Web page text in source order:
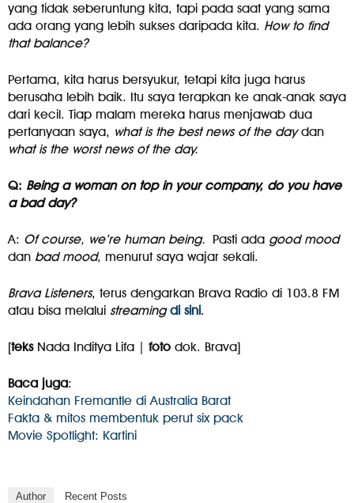
yang tidak seberuntung kita, tapi pada saat yang sama
ada orang yang lebih sukses daripada kita. How to find
that balance?
Pertama, kita harus bersyukur, tetapi kita juga harus
berusaha lebih baik. Itu saya terapkan ke anak-anak saya
dari kecil. Tiap malam mereka harus menjawab dua
pertanyaan saya, what is the best news of the daydan
what is the worst news of the day.
Q: Being a woman on top in your company, do you have
a bad day?
A: Of course, we’re human being. Pasti ada good mood
dan bad mood, menurut saya wajar sekali.
Brava Listeners, terus dengarkan Brava Radio di 103.8 FM
atau bisa melalui streaming di sini.
[teksNada Inditya Lifa | foto dok. Brava]
Baca juga:
Keindahan Fremantle di Australia Barat
Fakta & mitos membentuk perut six pack
Movie Spotlight: Kartini
Author Recent Posts